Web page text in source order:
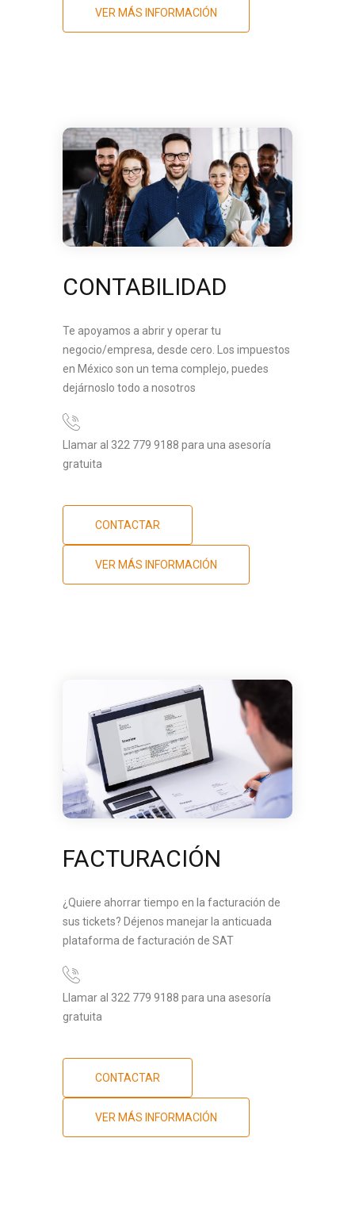
VER MÁS INFORMACIÓN
CONTABILIDAD
Te apoyamos a abrir y operar tu
negocio/empresa, desde cero. Los impuestos
en México son un tema complejo, puedes
dejárnoslo todo a nosotros
Llamar al 322 779 9188 para una asesoría
gratuita
CONTACTAR
VER MÁS INFORMACIÓN
FACTURACIÓN
¿Quiere ahorrar tiempo en la facturación de
sus tickets? Déjenos manejar la anticuada
plataforma de facturación de SAT
Llamar al 322 779 9188 para una asesoría
gratuita
CONTACTAR
VER MÁS INFORMACIÓN